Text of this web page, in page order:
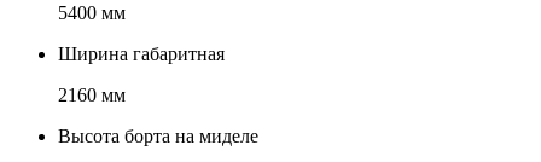
5400 мм
Ширина габаритная
2160 мм
Высота борта на миделе